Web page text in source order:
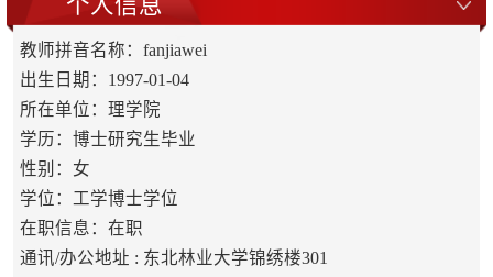
教师拼音名称：fanjiawei
出生日期：1997-01-04
所在单位：理学院
学历：博士研究生毕业
性别：女
学位：工学博士学位
在职信息：在职
通讯/办公地址 : 东北林业大学锦绣楼301